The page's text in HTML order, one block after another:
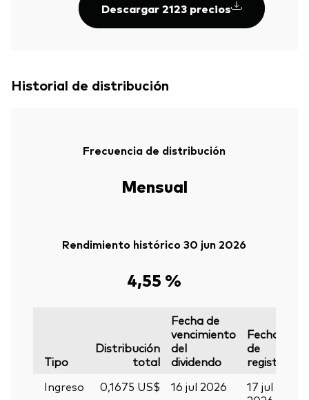
Volver
Descargar 2123 precios
Historial de distribución
Frecuencia de distribución
Mensual
Rendimiento histórico 30 jun 2026
4,55 %
Tipo
Distribución
total
Fecha de
vencimiento
del
dividendo
Fecha
de
registro
Ingreso
0,1675 US$ 16 jul 2026
17 jul